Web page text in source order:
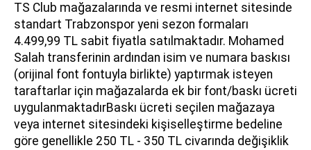
TS Club mağazalarında ve resmi internet sitesinde
standart Trabzonspor yeni sezon formaları
4.499,99 TL sabit fiyatla satılmaktadır. Mohamed
Salah transferinin ardından isim ve numara baskısı
(orijinal font fontuyla birlikte) yaptırmak isteyen
taraftarlar için mağazalarda ek bir font/baskı ücreti
uygulanmaktadırBaskı ücreti seçilen mağazaya
veya internet sitesindeki kişiselleştirme bedeline
göre genellikle 250 TL - 350 TL civarında değişiklik